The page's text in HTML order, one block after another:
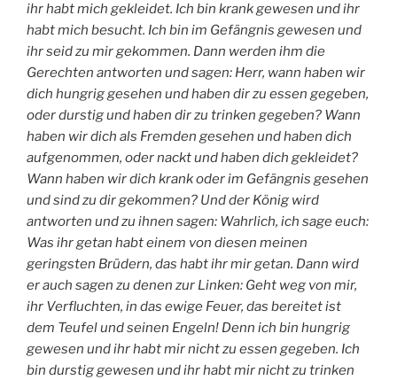
ihr habt mich gekleidet. Ich bin krank gewesen und ihr
habt mich besucht. Ich bin im Gefängnis gewesen und
ihr seid zu mir gekommen. Dann werden ihm die
Gerechten antworten und sagen: Herr, wann haben wir
dich hungrig gesehen und haben dir zu essen gegeben,
oder durstig und haben dir zu trinken gegeben? Wann
haben wir dich als Fremden gesehen und haben dich
aufgenommen, oder nackt und haben dich gekleidet?
Wann haben wir dich krank oder im Gefängnis gesehen
und sind zu dir gekommen? Und der König wird
antworten und zu ihnen sagen: Wahrlich, ich sage euch:
Was ihr getan habt einem von diesen meinen
geringsten Brüdern, das habt ihr mir getan. Dann wird
er auch sagen zu denen zur Linken: Geht weg von mir,
ihr Verfluchten, in das ewige Feuer, das bereitet ist
dem Teufel und seinen Engeln! Denn ich bin hungrig
gewesen und ihr habt mir nicht zu essen gegeben. Ich
bin durstig gewesen und ihr habt mir nicht zu trinken